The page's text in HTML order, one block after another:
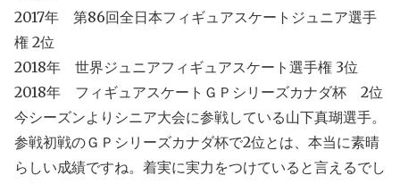
2017年 第86回全日本フィギュアスケートジュニア選手
権 2位
2018年 世界ジュニアフィギュアスケート選手権 3位
2018年 フィギュアスケートＧＰシリーズカナダ杯 2位
今シーズンよりシニア大会に参戦している山下真瑚選手。
参戦初戦のＧＰシリーズカナダ杯で2位とは、本当に素晴
らしい成績ですね。着実に実力をつけていると言えるでし